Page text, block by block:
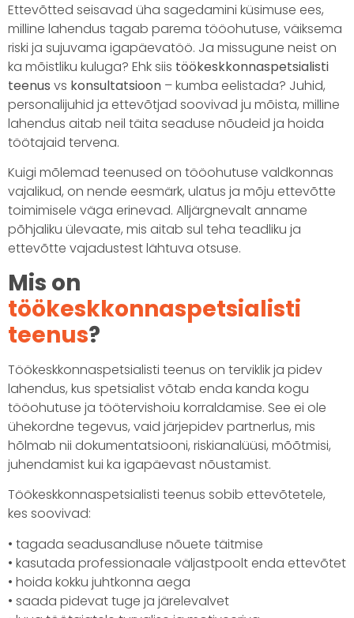
Ettevõtted seisavad üha sagedamini küsimuse ees,
milline lahendus tagab parema tööohutuse, väiksema
riski ja sujuvama igapäevatöö. Ja missugune neist on
ka mõistliku kuluga? Ehk siis töökeskkonnaspetsialisti
teenus vs konsultatsioon – kumba eelistada? Juhid,
personalijuhid ja ettevõtjad soovivad ju mõista, milline
lahendus aitab neil täita seaduse nõudeid ja hoida
töötajaid tervena.
Kuigi mõlemad teenused on tööohutuse valdkonnas
vajalikud, on nende eesmärk, ulatus ja mõju ettevõtte
toimimisele väga erinevad. Alljärgnevalt anname
põhjaliku ülevaate, mis aitab sul teha teadliku ja
ettevõtte vajadustest lähtuva otsuse.
Mis on
töökeskkonnaspetsialisti
teenus?
Töökeskkonnaspetsialisti teenus on terviklik ja pidev
lahendus, kus spetsialist võtab enda kanda kogu
tööohutuse ja töötervishoiu korraldamise. See ei ole
ühekordne tegevus, vaid järjepidev partnerlus, mis
hõlmab nii dokumentatsiooni, riskianalüüsi, mõõtmisi,
juhendamist kui ka igapäevast nõustamist.
Töökeskkonnaspetsialisti teenus sobib ettevõtetele,
kes soovivad:
• tagada seadusandluse nõuete täitmise
• kasutada professionaale väljastpoolt enda ettevõtet
• hoida kokku juhtkonna aega
• saada pidevat tuge ja järelevalvet